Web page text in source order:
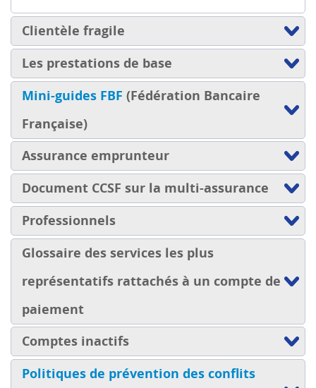
Clientèle fragile
Les prestations de base
Mini-guides FBF (Fédération Bancaire
Française)
Assurance emprunteur
Document CCSF sur la multi-assurance
Professionnels
Glossaire des services les plus
représentatifs rattachés à un compte de
paiement
Comptes inactifs
Politiques de prévention des conflits